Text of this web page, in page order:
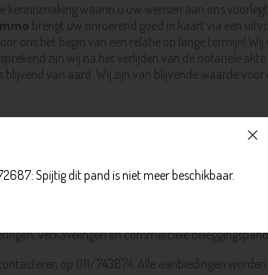
kennismaking waarin u uw wensen aan ons
brengt uw onroerend goed in kaart via een
ons het begin van een relatie op lange termijn!
zijn wij na het verlijden van de notarïele
van aard. Wij zijn van blijvende waarde voor
in het bemiddelen bij het verhuur en verkoop van
verkavelingen en commercïele
op 011/743874. Alle aanbiedingen
Spijtig dit pand is niet meer beschikbaar.